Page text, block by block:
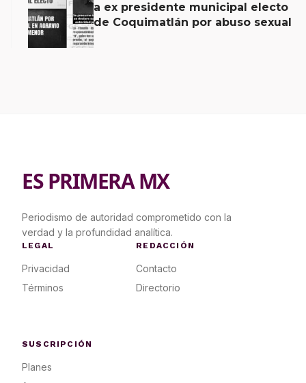
a ex presidente municipal electo
de Coquimatlán por abuso sexual
ES PRIMERA MX
Periodismo de autoridad comprometido con la
verdad y la profundidad analítica.
LEGAL
Privacidad
Términos
REDACCIÓN
Contacto
Directorio
SUSCRIPCIÓN
Planes